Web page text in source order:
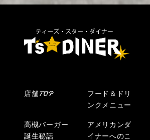
店舗TOP
フード＆ドリ
ンクメニュー
高槻バーガー
誕生秘話
アメリカンダ
イナーへのこ